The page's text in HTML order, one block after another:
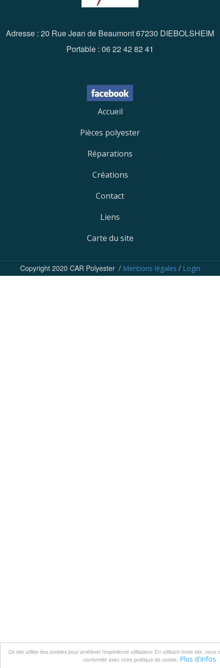
Ce site utilise des cookies pour améliorer l'expérience utilisateur. En utilisant notre site, vous
conformité avec notre politique de cookie. Plus d'infos
Adresse : 20 Rue Jean de Beaumont 67230 DIEBOLSHEIM
Portable : 06 22 42 82 41
Accueil
Pièces polyester
Réparations
Créations
Contact
Liens
Carte du site
Copyright 2020 CAR Polyester / Mentions légales / Login